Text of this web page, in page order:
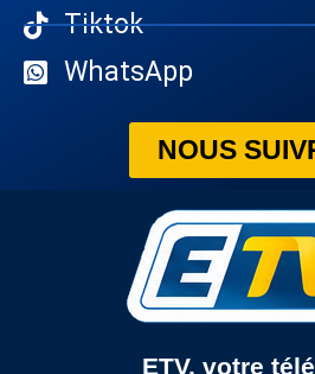
Tiktok
WhatsApp
NOUS
ETV, votre